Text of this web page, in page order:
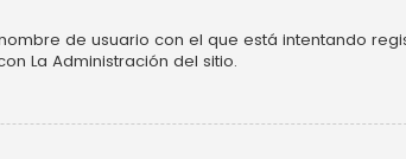
de usuario con el que está intentando
La Administración del sitio.